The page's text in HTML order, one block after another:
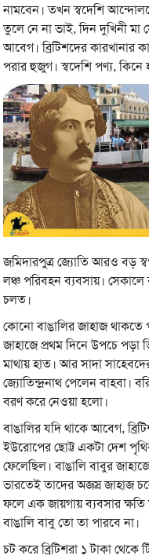
নামবেন। তখন স্বদেশি
তুলে নে না ভাই, দিন দুখিনী
আবেগ। ব্রিটিশদের কারখানার
পরার হুজুগ। স্বদেশি পণ্য, কিনে
জমিদারপুত্র জ্যোতি আরও বড়
লঞ্চ পরিবহন ব্যবসায়। সেকালে
চলত।
কোনো বাঙালির জাহাজ
জাহাজে প্রথম দিনে উপচে পড়া
মাথায় হাত। আর সাদা
জ্যোতিন্দ্রনাথ পেলেন বাহবা।
বরণ করে নেওয়া হলো।
বাঙালির যদি থাকে আবেগ,
ইউরোপের ছোট্ট একটা দেশ
ফেলেছিল। বাঙালি বাবুর
ভারতেই তাদের অজস্র জাহাজ
ফলে এক জায়গায় ব্যবসার ক্ষতি
বাঙালি বাবু তো তা পারবে না।
চট করে ব্রিটিশরা ১ টাকা